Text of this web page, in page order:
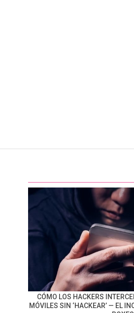
CÓMO LOS HACKERS
MÓVILES SIN ‘HACKEAR’ — EL